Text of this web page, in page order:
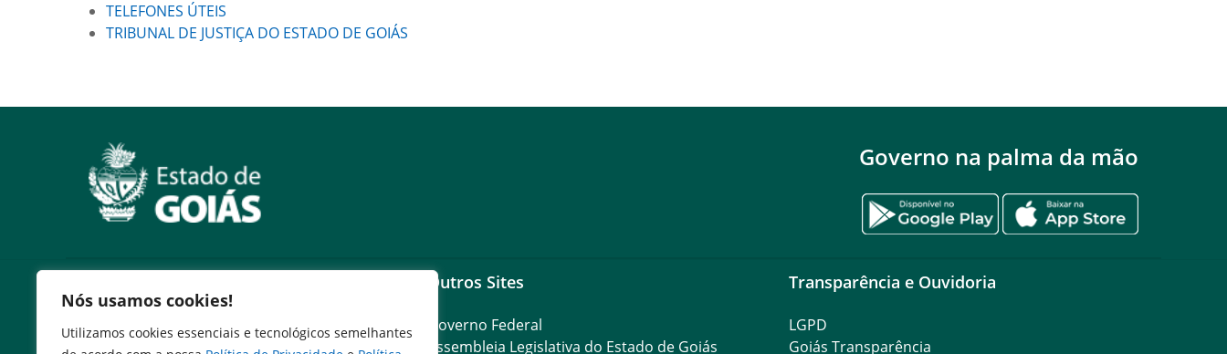
Nós usamos cookies!
Utilizamos cookies essenciais e tecnológicos semelhantes
TELEFONES ÚTEIS
TRIBUNAL DE JUSTIÇA DO ESTADO DE GOIÁS
Governo na palma da mão
Expresso Goiás
Expresso Aplicações
Outros Sites
Governo Federal
Assembleia Legislativa do Estado de Goiás
Transparência e Ouvidoria
LGPD
Goiás Transparência